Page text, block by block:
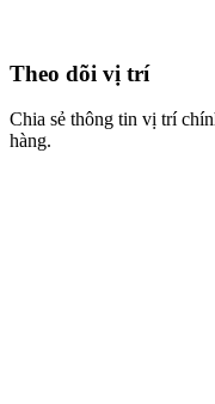
Theo dõi vị trí
Chia sẻ thông tin vị trí
hàng.